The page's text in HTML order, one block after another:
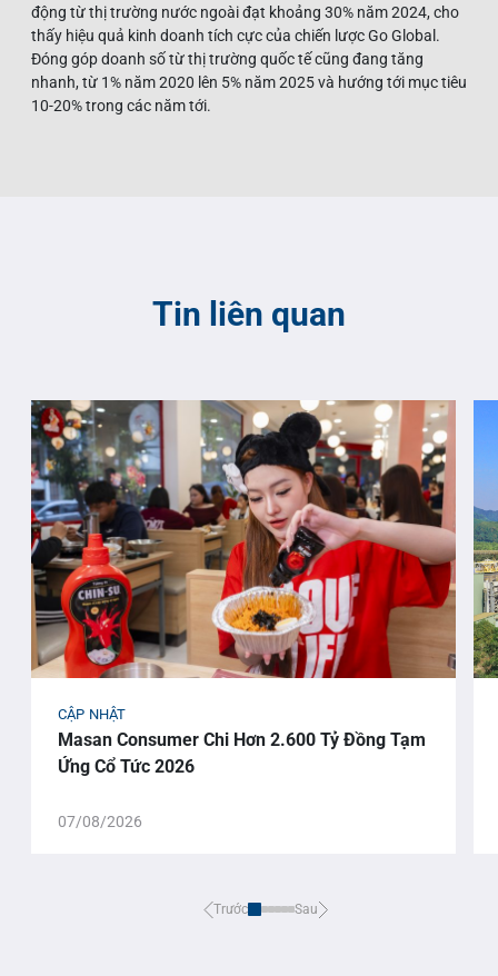
động từ thị trường nước ngoài đạt khoảng 30% năm 2024, cho
thấy hiệu quả kinh doanh tích cực của chiến lược Go Global.
Đóng góp doanh số từ thị trường quốc tế cũng đang tăng
nhanh, từ 1% năm 2020 lên 5% năm 2025 và hướng tới mục tiêu
10-20% trong các năm tới.
Tin liên quan
CẬP NHẬT
Masan Consumer Chi Hơn 2.600 Tỷ Đồng Tạm
Ứng Cổ Tức 2026
07/08/2026
Trước Sau